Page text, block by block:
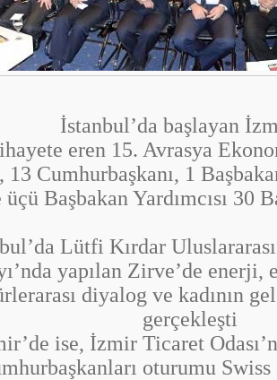
İstanbul’da başlayan
eren 15. Avrasya
13 Cumhurbaşkanı, 1
üçü Başbakan Yardımcısı
Lütfi Kırdar
yapılan Zirve’de
diyalog ve kadının
gerçekleşti
ise, İzmir Ticaret
oturumu Swiss